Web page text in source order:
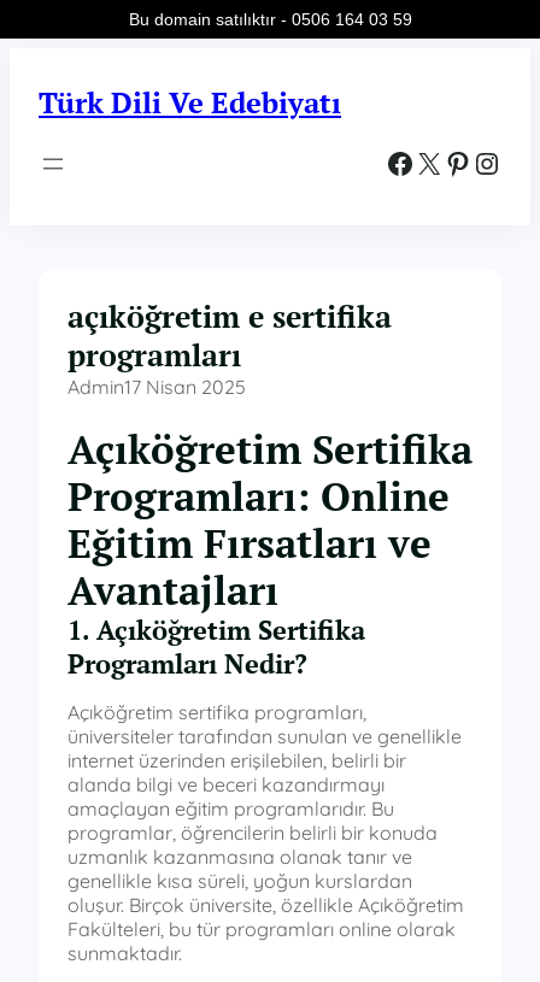
Türk Dili Ve Edebiyatı
Facebook X Pinterest Instagram
açıköğretim e sertifika
programları
Admin17 Nisan 2025
Açıköğretim Sertifika
Programları: Online
Eğitim Fırsatları ve
Avantajları
1. Açıköğretim Sertifika
Programları Nedir?
Açıköğretim sertifika programları,
üniversiteler tarafından sunulan ve genellikle
internet üzerinden erişilebilen, belirli bir
alanda bilgi ve beceri kazandırmayı
amaçlayan eğitim programlarıdır. Bu
programlar, öğrencilerin belirli bir konuda
uzmanlık kazanmasına olanak tanır ve
genellikle kısa süreli, yoğun kurslardan
oluşur. Birçok üniversite, özellikle Açıköğretim
Fakülteleri, bu tür programları online olarak
sunmaktadır.
Bu domain satılıktır - 0506 164 03 59